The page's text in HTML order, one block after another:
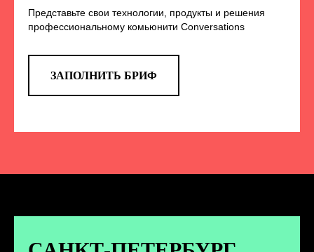
Представьте свои технологии, продукты и решения
профессиональному комьюнити Conversations
ЗАПОЛНИТЬ БРИФ
TELEGRAM
анонс новых спикеров и другие
новости конференции